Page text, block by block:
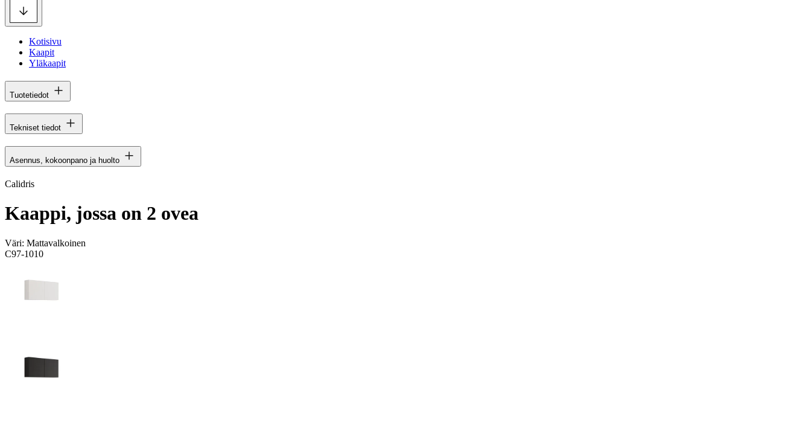
Kotisivu
Kaapit
Yläkaapit
Tuotetiedot
Tekniset tiedot
Asennus, kokoonpano ja huolto
Calidris
Kaappi, jossa on 2 ovea
Väri: Mattavalkoinen
C97-1010